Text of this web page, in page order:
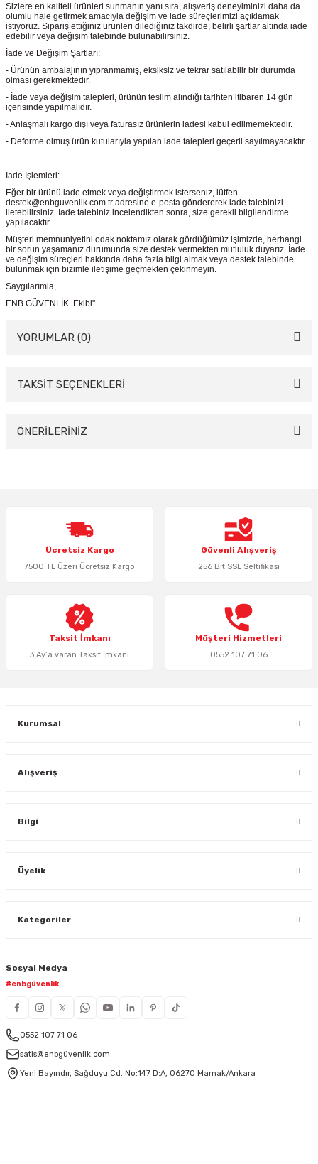
Sizlere en kaliteli ürünleri sunmanın yanı sıra, alışveriş deneyiminizi daha da
olumlu hale getirmek amacıyla değişim ve iade süreçlerimizi açıklamak
istiyoruz. Sipariş ettiğiniz ürünleri dilediğiniz takdirde, belirli şartlar altında iade
edebilir veya değişim talebinde bulunabilirsiniz.
İade ve Değişim Şartları:
- Ürünün ambalajının yıpranmamış, eksiksiz ve tekrar satılabilir bir durumda
olması gerekmektedir.
- İade veya değişim talepleri, ürünün teslim alındığı tarihten itibaren 14 gün
içerisinde yapılmalıdır.
- Anlaşmalı kargo dışı veya faturasız ürünlerin iadesi kabul edilmemektedir.
- Deforme olmuş ürün kutularıyla yapılan iade talepleri geçerli sayılmayacaktır.
İade İşlemleri:
Eğer bir ürünü iade etmek veya değiştirmek isterseniz, lütfen
destek@enbguvenlik.com.tr adresine e-posta göndererek iade talebinizi
iletebilirsiniz. İade talebiniz incelendikten sonra, size gerekli bilgilendirme
yapılacaktır.
Müşteri memnuniyetini odak noktamız olarak gördüğümüz işimizde, herhangi
bir sorun yaşamanız durumunda size destek vermekten mutluluk duyarız. İade
ve değişim süreçleri hakkında daha fazla bilgi almak veya destek talebinde
bulunmak için bizimle iletişime geçmekten çekinmeyin.
Saygılarımla,
ENB GÜVENLİK Ekibi"
YORUMLAR (0)
Bu ürüne ilk yorumu siz yapın!
TAKSİT SEÇENEKLERİ
ÖNERİLERİNİZ
Ürün resmi kalitesiz, bozuk veya görüntülenemiyor.
Ürün açıklamasında eksik bilgiler bulunuyor.
Ürün bilgilerinde hatalar bulunuyor.
Bu ürüne benzer farklı alternatifler olmalı.
Ücretsiz Kargo
7500 TL Üzeri Ücretsiz Kargo
Güvenli Alışveriş
256 Bit SSL Seltifikası
Taksit İmkanı
3 Ay’a varan Taksit İmkanı
Müşteri Hizmetleri
0552 107 71 06
Kurumsal
Alışveriş
Bilgi
Üyelik
Kategoriler
Sosyal Medya
#enbgüvenlik
0552 107 71 06
satis@enbgüvenlik.com
Yeni Bayındır, Sağduyu Cd. No:147 D:A, 06270 Mamak/Ankara